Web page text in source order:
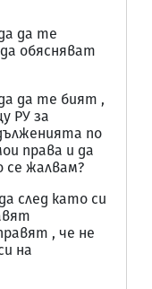
да те
обясняват
да те бият ,
РУ за
по
права и да
жалвам?
след като си
, че не
на